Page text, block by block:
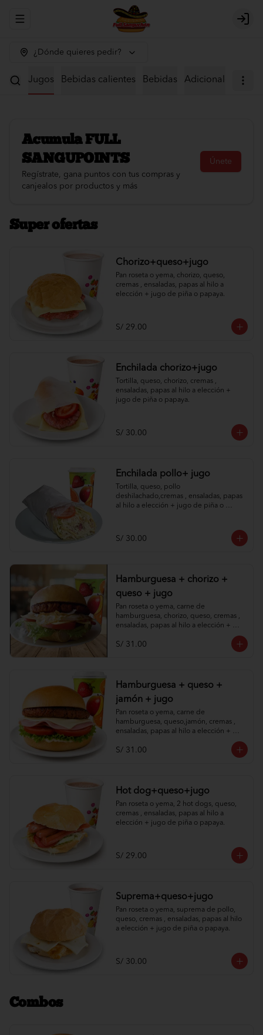
Abrir menu de navegación
¿Dónde quieres pedir?
Jugos Bebidas calientes Bebidas Adicionales
Acumula FULL
SANGUPOINTS
Regístrate, gana puntos con tus compras y
canjealos por productos y más
Únete
Super ofertas
Chorizo+queso+jugo
Pan roseta o yema, chorizo, queso,
cremas , ensaladas, papas al hilo a
elección + jugo de piña o papaya.
S/ 29.00
Enchilada chorizo+jugo
Tortilla, queso, chorizo, cremas ,
ensaladas, papas al hilo a elección +
jugo de piña o papaya.
S/ 30.00
Enchilada pollo+ jugo
Tortilla, queso, pollo
deshilachado,cremas , ensaladas, papas
al hilo a elección + jugo de piña o
S/ 30.00
Hamburguesa + chorizo +
queso + jugo
Pan roseta o yema, carne de
hamburguesa, chorizo, queso, cremas ,
ensaladas, papas al hilo a elección +
S/ 31.00
Hamburguesa + queso +
jamón + jugo
Pan roseta o yema, carne de
hamburguesa, queso,jamón, cremas ,
ensaladas, papas al hilo a elección +
S/ 31.00
Hot dog+queso+jugo
Pan roseta o yema, 2 hot dogs, queso,
cremas , ensaladas, papas al hilo a
elección + jugo de piña o papaya.
S/ 29.00
Suprema+queso+jugo
Pan roseta o yema, suprema de pollo,
queso, cremas , ensaladas, papas al hilo
a elección + jugo de piña o papaya.
S/ 30.00
Combos